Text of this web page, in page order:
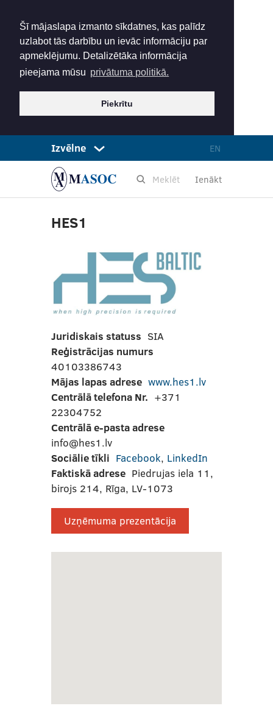
Šī mājaslapa izmanto sīkdatnes, kas palīdz
uzlabot tās darbību un ievāc informāciju par
apmeklējumu. Detalizētāka informācija
pieejama mūsu privātuma politikā.
Piekrītu
Izvēlne EN
Ienākt
HES1
Juridiskais statuss SIA
Reģistrācijas numurs
40103386743
Mājas lapas adrese www.hes1.lv
Centrālā telefona Nr. +371
22304752
Centrālā e-pasta adrese
info@hes1.lv
Sociālie tīkli Facebook, LinkedIn
Faktiskā adrese Piedrujas iela 11,
birojs 214, Rīga, LV-1073
Uzņēmuma prezentācija